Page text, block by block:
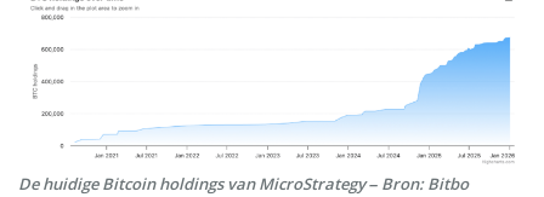
De huidige Bitcoin holdings van MicroStrategy – Bron: Bitbo